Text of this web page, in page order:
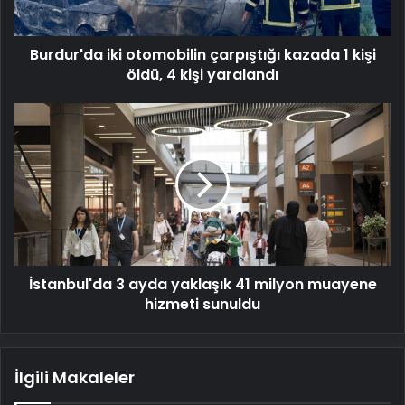
öldü,
4
kişiBurdur'da iki otomobilin çarpıştığı kazada 1 kişi
öldü, 4 kişi yaralandı
İstanbul'da
3
ayda
yaklaşık
41
milyon
muayene
hizmeti
sunuldu
İstanbul'da 3 ayda yaklaşık 41 milyon muayene
hizmeti sunuldu
İlgili Makaleler